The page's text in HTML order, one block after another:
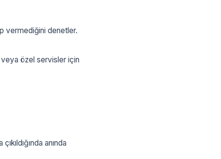
vermediğini denetler.
veya özel servisler için
anında